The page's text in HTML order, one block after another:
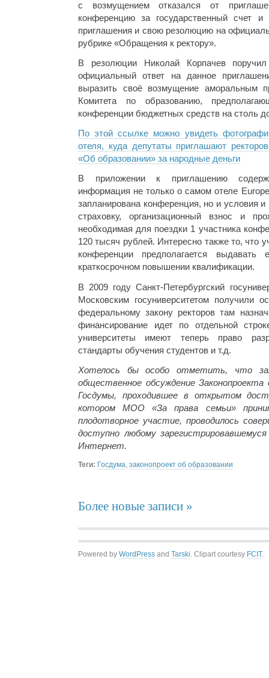
с возмущением отказался от
конференцию за государственный счет и
приглашения и свою резолюцию на
рубрике «Обращения к ректору».
В резолюции Николай Корпачев поручил
официальный ответ на данное
выразить своё возмущение аморальным
Комитета по образованию,
конференции бюджетных средств на столь
По этой ссылке можно увидеть
отеля, куда депутаты приглашают
«Об образовании» за народные деньги
В приложении к приглашению
информация не только о самом отеле
запланирована конференция, но и условия и
страховку, организационный взнос и
необходимая для поездки 1 участника
120 тысяч рублей. Интересно также то, что
конференции предполагается
краткосрочном повышении квалификации.
В 2009 году Санкт-Петербургский
Московским госуниверситетом получили
федеральному закону ректоров там
финансирование идет по отдельной
университеты имеют теперь право
стандарты обучения студентов и т.д.
Хотелось бы особо отметить, что
общественное обсуждение Законопроекта
Госдумы, проходившее в открытом
котором МОО «За права семьи»
плодотворное участие, проводилось
доступно любому
Интернет.
Теги: Госдума, законопроект об образовании
Более новые записи »
Powered by WordPress and Tarski. Clipart courtesy FCIT.